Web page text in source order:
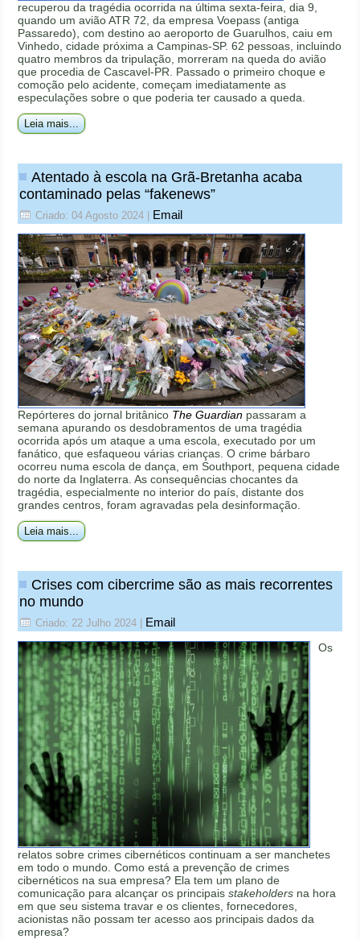
recuperou da tragédia ocorrida na última sexta-feira, dia 9,
quando um avião ATR 72, da empresa Voepass (antiga
Passaredo), com destino ao aeroporto de Guarulhos, caiu em
Vinhedo, cidade próxima a Campinas-SP. 62 pessoas, incluindo
quatro membros da tripulação, morreram na queda do avião
que procedia de Cascavel-PR. Passado o primeiro choque e
comoção pelo acidente, começam imediatamente as
especulações sobre o que poderia ter causado a queda.
Leia mais...
Atentado à escola na Grã-Bretanha acaba
contaminado pelas “fakenews”
Criado: 04 Agosto 2024 Email
Repórteres do jornal britânico The Guardian passaram a
semana apurando os desdobramentos de uma tragédia
ocorrida após um ataque a uma escola, executado por um
fanático, que esfaqueou várias crianças. O crime bárbaro
ocorreu numa escola de dança, em Southport, pequena cidade
do norte da Inglaterra. As consequências chocantes da
tragédia, especialmente no interior do país, distante dos
grandes centros, foram agravadas pela desinformação.
Leia mais...
Crises com cibercrime são as mais recorrentes
no mundo
Criado: 22 Julho 2024 Email
Os
relatos sobre crimes cibernéticos continuam a ser manchetes
em todo o mundo. Como está a prevenção de crimes
cibernéticos na sua empresa? Ela tem um plano de
comunicação para alcançar os principaisstakeholders na hora
em que seu sistema travar e os clientes, fornecedores,
acionistas não possam ter acesso aos principais dados da
empresa?